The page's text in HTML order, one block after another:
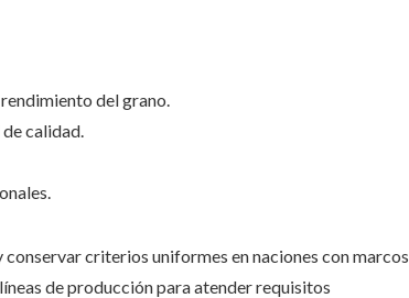
del grano.
calidad.
criterios uniformes en naciones con marcos
de producción para atender requisitos